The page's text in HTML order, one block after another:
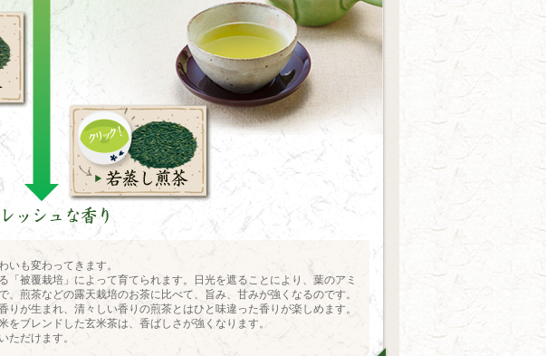
いも変わってきます。
被覆栽培」によって育てられます。日光を遮ることにより、葉のアミ
煎茶などの露天栽培のお茶に比べて、旨み、甘みが強くなるのです。
が生まれ、清々しい香りの煎茶とはひと味違った香りが楽しめます。
ブレンドした玄米茶は、香ばしさが強くなります。
ただけます。